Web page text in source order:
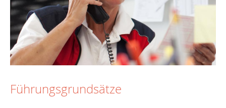
Führungsgrundsätze